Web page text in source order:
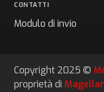
CONTATTI
Modulo di invio
Copyright 2025 ©
proprietà di